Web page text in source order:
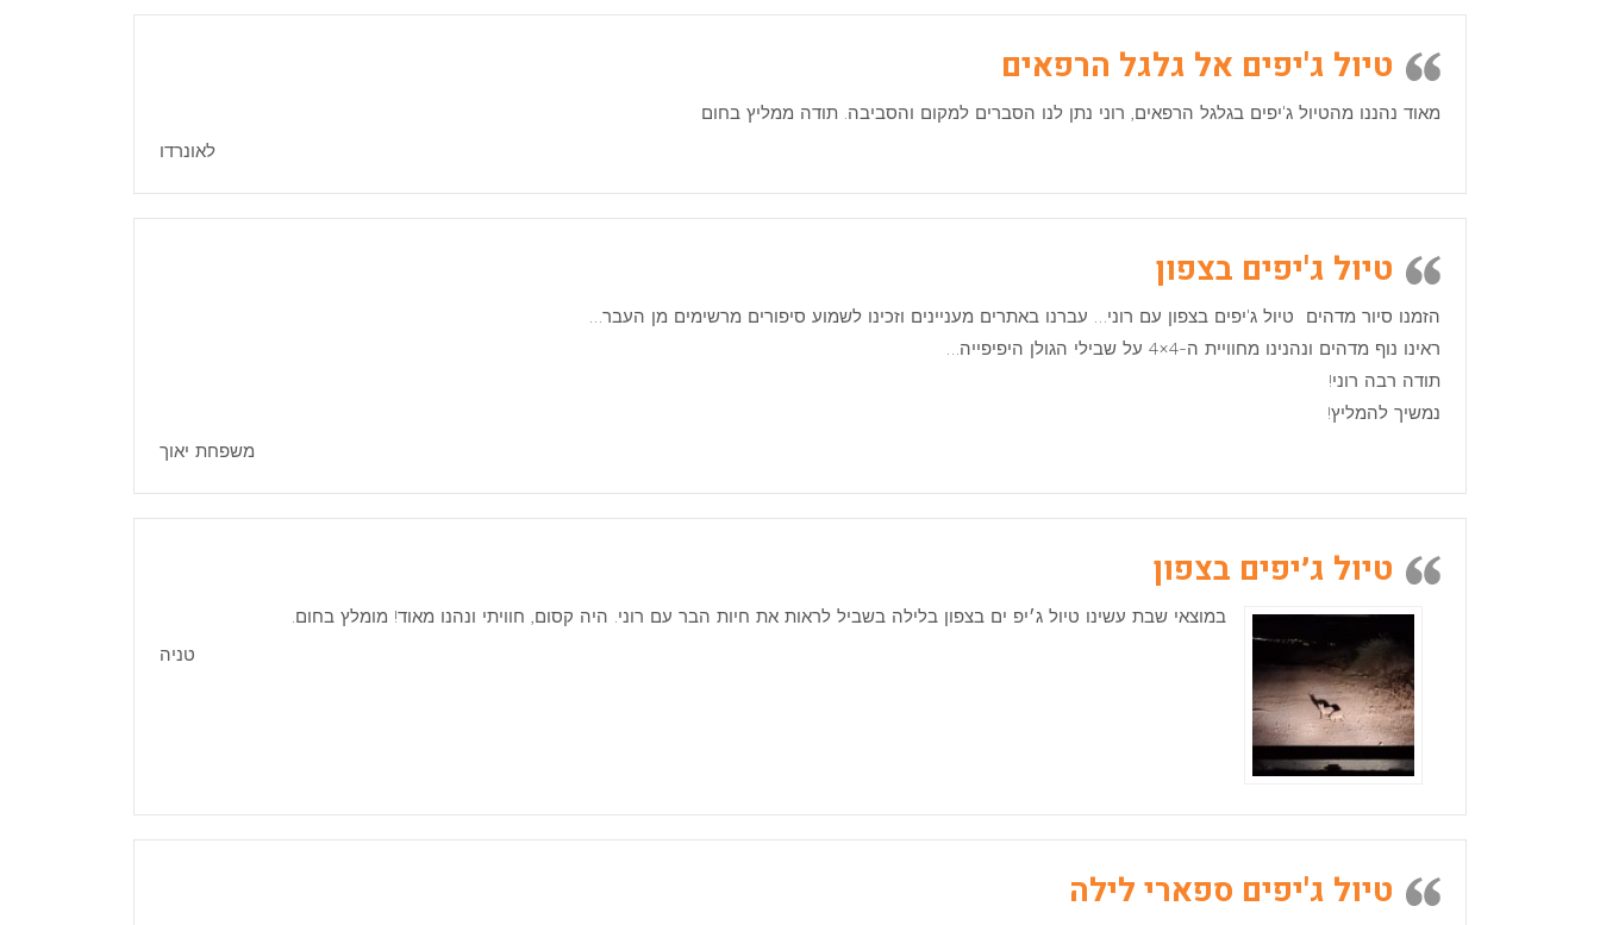
טיול ג'יפים אל גלגל הרפאים
מאוד נהננו מהטיול ג'יפים בגלגל הרפאים, רוני נתן לנו הסברים למקום והסביבה. תודה ממליץ בחום
לאונרדו
טיול ג'יפים בצפון
הזמנו סיור מדהים טיול ג'יפים בצפון עם רוני… עברנו באתרים מעניינים וזכינו לשמוע סיפורים מרשימים מן העבר…
ראינו נוף מדהים ונהנינו מחוויית ה-4×4 על שבילי הגולן היפיפייה…
תודה רבה רוני!
נמשיך להמליץ!
משפחת יאוך
טיול ג׳יפים בצפון
במוצאי שבת עשינו טיול ג׳יפ ים בצפון בלילה בשביל לראות את חיות הבר עם רוני. היה קסום, חוויתי ונהנו מאוד! מומלץ בחום.
טניה
טיול ג'יפים ספארי לילה